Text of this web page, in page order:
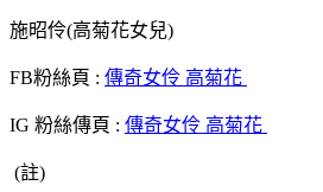
施昭伶(高菊花女兒)
FB粉絲頁 : 傳奇女伶 高菊花
IG 粉絲傳頁 : 傳奇女伶 高菊花
(註)